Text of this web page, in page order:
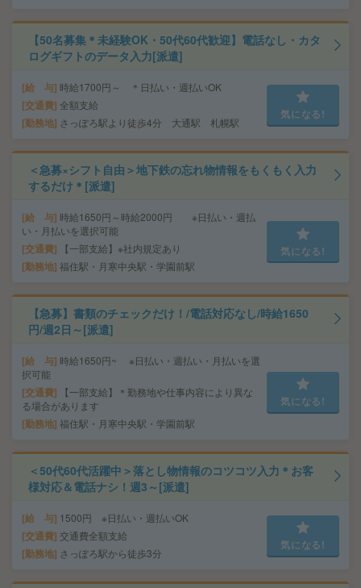
【50名募集＊未経験OK・50代60代歓迎】電話なし・カタ
ログギフトのデータ入力[派遣]
給 与 時給1700円～ ＊日払い・週払いOK
交通費 全額支給
勤務地 さっぽろ駅より徒歩4分 大通駅 札幌駅
気になる!
＜急募×シフト自由＞地下鉄の忘れ物情報をもくもく入力
するだけ＊[派遣]
給 与 時給1650円～時給2000円 ※日払い・週払
い・月払いを選択可能
交通費 【一部支給】※社内規定あり
勤務地 福住駅・月寒中央駅・学園前駅
気になる!
【急募】書類のチェックだけ！/電話対応なし/時給1650
円/週2日～[派遣]
給 与 時給1650円~ ※日払い・週払い・月払いを選
択可能
交通費
【一部支給】＊勤務地や仕事内容により異な
る場合があります
勤務地 福住駅・月寒中央駅・学園前駅
気になる!
＜50代60代活躍中＞落とし物情報のコツコツ入力＊お客
様対応＆電話ナシ！週3～[派遣]
給 与 1500円 ※日払い・週払いOK
交通費 交通費全額支給
勤務地 さっぽろ駅から徒歩3分
気になる!